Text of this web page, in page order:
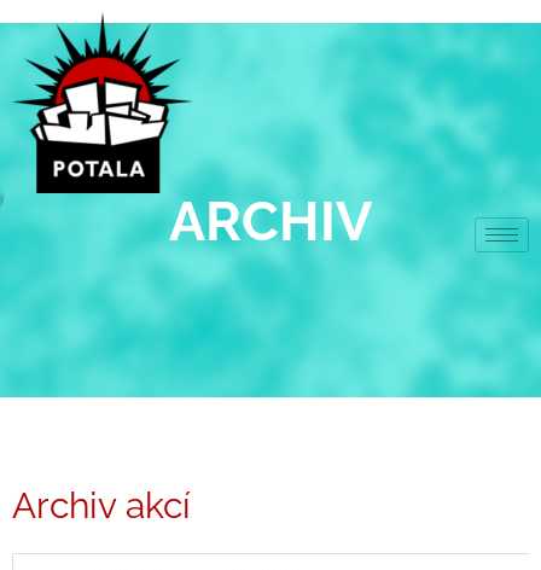
obsah
ARCHIV
Archiv akcí